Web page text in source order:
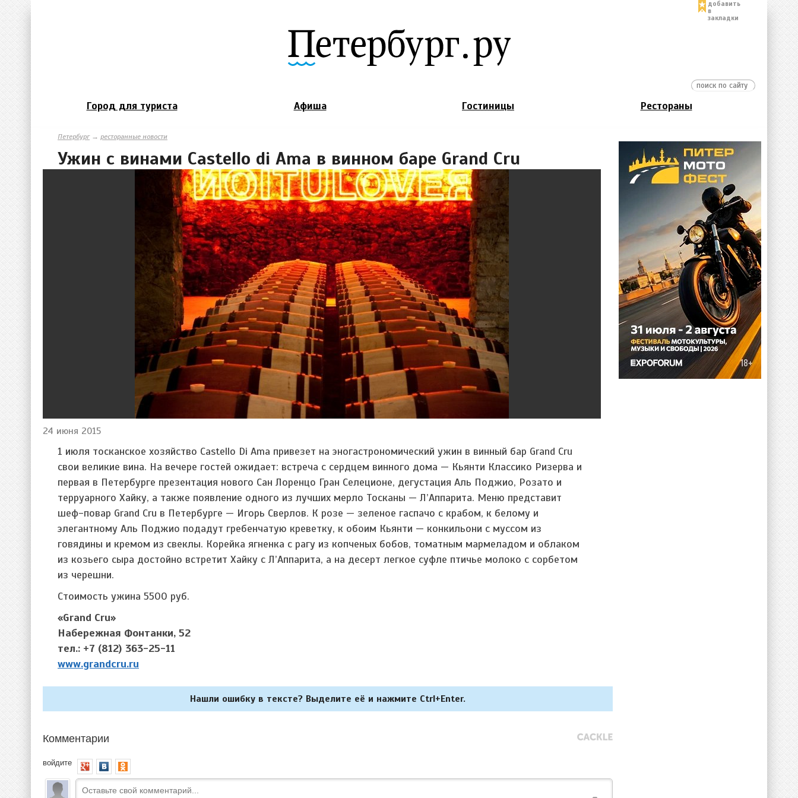
добавить
в
закладки
Город для туриста Афиша Гостиницы Рестораны
Петербург→ ресторанные новости
Ужин с винами Castello di Ama в винном баре Grand Cru
24 июня 2015
1 июля тосканское хозяйство Castello Di Ama привезет на эногастрономический ужин в винный бар Grand Cru
свои великие вина. На вечере гостей ожидает: встреча с сердцем винного дома — Кьянти Классико Ризерва и
первая в Петербурге презентация нового Сан Лоренцо Гран Селеционе, дегустация Аль Поджио, Розато и
терруарного Хайку, а также появление одного из лучших мерло Тосканы — Л’Аппарита. Меню представит
шеф-повар Grand Cru в Петербурге — Игорь Сверлов. К розе — зеленое гаспачо с крабом, к белому и
элегантному Аль Поджио подадут гребенчатую креветку, к обоим Кьянти — конкильони с муссом из
говядины и кремом из свеклы. Корейка ягненка с рагу из копченых бобов, томатным мармеладом и облаком
из козьего сыра достойно встретит Хайку с Л’Аппарита, а на десерт легкое суфле птичье молоко с сорбетом
из черешни.
Стоимость ужина 5500 руб.
«Grand Cru»
Набережная Фонтанки, 52
тел.: +7 (812) 363-25-11
www.grandcru.ru
Нашли ошибку в тексте? Выделите её и нажмите Ctrl+Enter.
Комментарии
войдите